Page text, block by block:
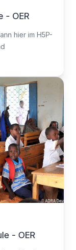
- OER
hier im H5P-
- OER